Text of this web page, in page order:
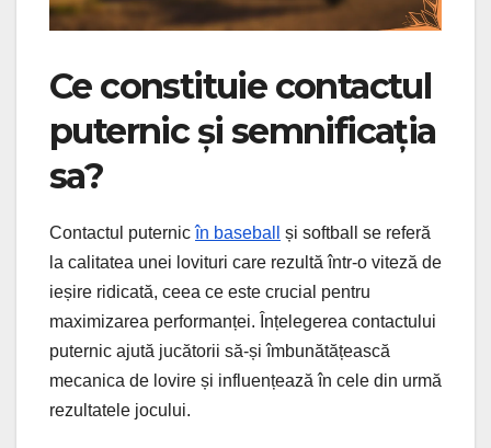
Ce constituie contactul
puternic și semnificația
sa?
Contactul puternicîn baseball
și softball se referă
la calitatea unei lovituri care rezultă într-o viteză de
ieșire ridicată, ceea ce este crucial pentru
maximizarea performanței. Înțelegerea contactului
puternic ajută jucătorii să-și îmbunătățească
mecanica de lovire și influențează în cele din urmă
rezultatele jocului.